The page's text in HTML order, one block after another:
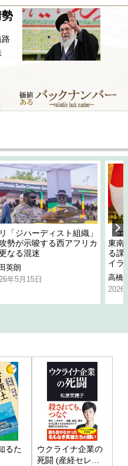
「ジハーディスト組織」
勢が示唆する西アフリカ
なる混迷
英朗
年5月15日
「
東南
る課
イラ
高橋
2026
るた
ウクライナ企業の
死闘 (産経セレク